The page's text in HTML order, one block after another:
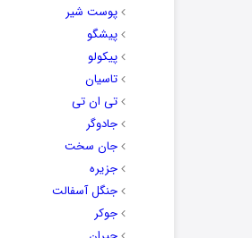
پوست شیر
پیشگو
پیکولو
تاسیان
تی ان تی
جادوگر
جان سخت
جزیره
جنگل آسفالت
جوکر